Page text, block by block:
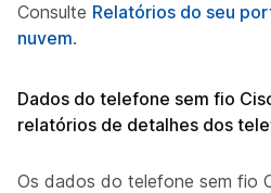
Consulte Relatórios do seu
nuvem.
Dados do telefone sem fio
relatórios de detalhes dos
Os dados do telefone sem fio